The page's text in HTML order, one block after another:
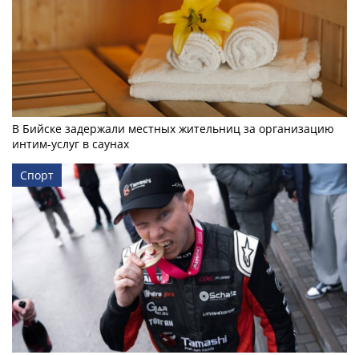
В Бийске задержали местных жительниц за организацию
интим-услуг в саунах
Спорт